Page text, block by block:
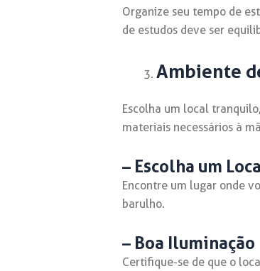
Organize seu tempo de
de estudos deve ser
Ambiente
Escolha um local
materiais necessários à
– Escolha um
Encontre um lugar onde
barulho.
– Boa Iluminação
Certifique-se de que o